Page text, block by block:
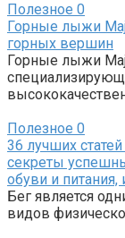
Полезное 0
Горные лыжи
горных вершин
Горные лыжи
Полезное 0
36 лучших
секреты
обуви и питания,
Бег является
видов